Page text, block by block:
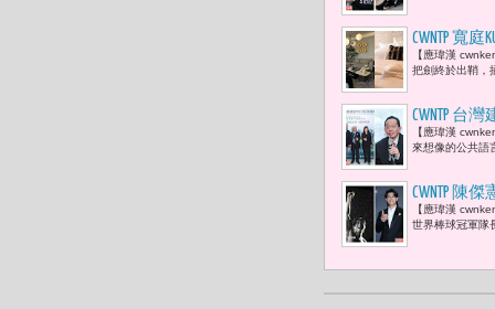
CWNTP 寬
【應瑋漢
把劍終於出鞘
CWNTP 台
濟的關鍵
【應瑋漢
來想像的公共語
CWNTP 陳
裸身拍廣
【應瑋漢
世界棒球冠軍隊